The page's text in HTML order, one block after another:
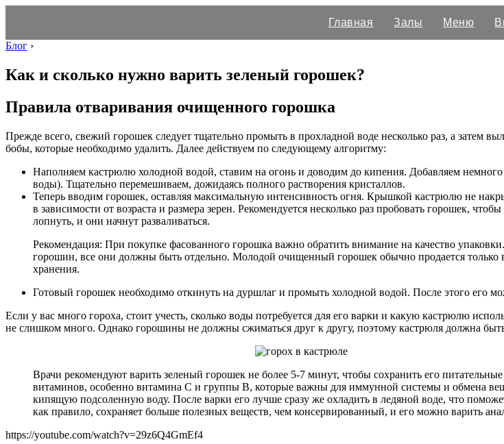
Главная Залы Меню
Блог ›
Как и сколько нужно варить зеленый горошек?
Правила отваривания очищенного горошка
Прежде всего, свежий горошек следует тщательно промыть в прохладной воде несколько раз, а затем
бобы, которые необходимо удалить. Далее действуем по следующему алгоритму:
Наполняем кастрюлю холодной водой, ставим на огонь и доводим до кипения. Добавляем
воды). Тщательно перемешиваем, дожидаясь полного растворения кристаллов.
Теперь вводим горошек, оставляя максимальную интенсивность огня. Крышкой кастрюлю не
в зависимости от возраста и размера зерен. Рекомендуется несколько раз пробовать горошек,
лопнуть, и они начнут разваливаться.
Рекомендация: При покупке фасованного горошка важно обратить внимание на качество
горошин, все они должны быть отдельно. Молодой очищенный горошек обычно продается только
хранения.
Готовый горошек необходимо откинуть на дуршлаг и промыть холодной водой. После этого его
Если у вас много гороха, стоит учесть, сколько воды потребуется для его варки и какую кастрюлю
не слишком много. Однако горошины не должны сжиматься друг к другу, поэтому кастрюля должна
Врачи рекомендуют варить зеленый горошек не более 5-7 минут, чтобы сохранить его
витаминов, особенно витамина C и группы B, которые важны для иммунной системы и обмена
кипящую подсоленную воду. После варки его лучше сразу же охладить в ледяной воде, что
как правило, сохраняет больше полезных веществ, чем консервированный, и его можно варить
https://youtube.com/watch?v=29z6Q4GmEf4